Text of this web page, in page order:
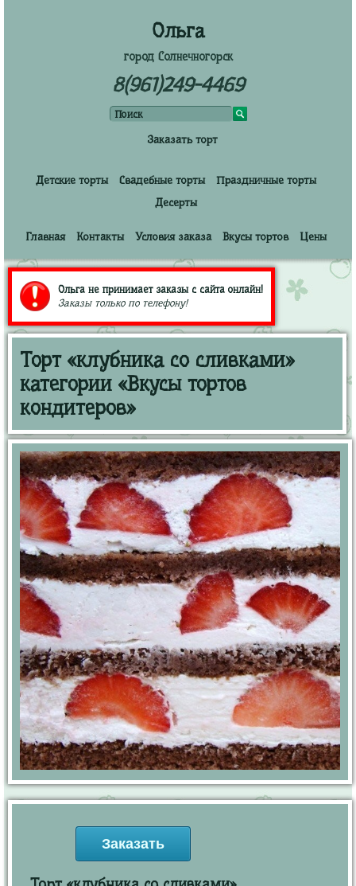
Ольга
город Солнечногорск
8(961)249-4469
Заказать торт
Детские торты Свадебные торты
Праздничные торты
Десерты
Главная Контакты Условия заказа Вкусы тортов Цены
Ольга не принимает заказы с сайта онлайн!
Заказы только по телефону!
Торт «клубника со сливками»
категории «Вкусы тортов
кондитеров»
Заказать